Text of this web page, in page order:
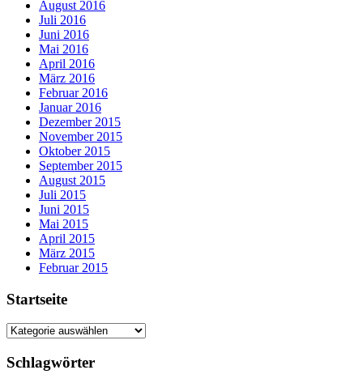
August 2016
Juli 2016
Juni 2016
Mai 2016
April 2016
März 2016
Februar 2016
Januar 2016
Dezember 2015
November 2015
Oktober 2015
September 2015
August 2015
Juli 2015
Juni 2015
Mai 2015
April 2015
März 2015
Februar 2015
Startseite
Startseite
Schlagwörter